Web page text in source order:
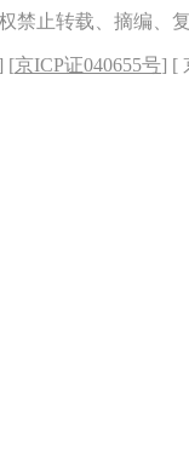
禁止转载、摘编、
[京ICP证040655号] [